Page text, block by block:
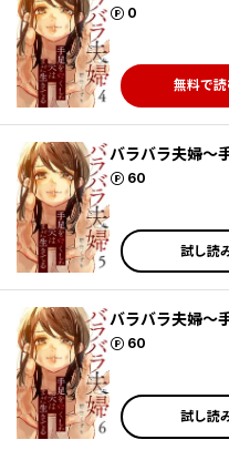
0
ポイント
無料で読
バラバラ夫婦～
60
ポイント
試し読
バラバラ夫婦～
60
ポイント
試し読